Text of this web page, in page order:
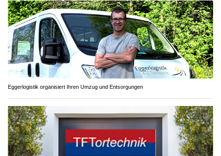
Eggerlogistik organisiert Ihren Umzug und Entsorgungen